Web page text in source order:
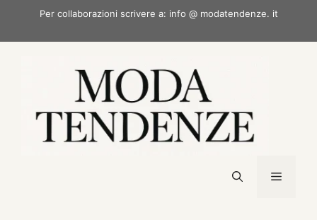
contenuto
Per collaborazioni scrivere a: info @ modatendenze. it
Menu